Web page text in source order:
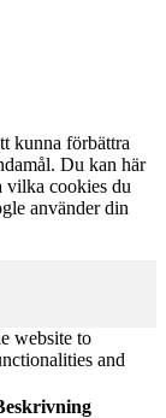
kunna förbättra
Du kan här
vilka cookies du
använder din
website to
and